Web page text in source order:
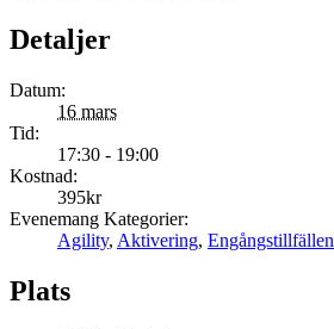
Detaljer
Datum:
16 mars
Tid:
17:30 - 19:00
Kostnad:
395kr
Evenemang Kategorier:
Agility, Aktivering, Engångstillfällen
Plats